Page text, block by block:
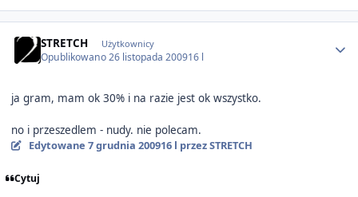
STRETCH Użytkownicy
Opublikowano26 listopada 200916 l
ja gram, mam ok 30% i na razie jest ok wszystko.
no i przeszedlem - nudy. nie polecam.
Edytowane 7 grudnia 200916 l przez STRETCH
Cytuj